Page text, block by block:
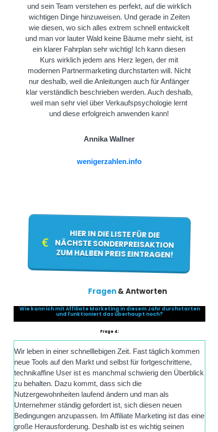
und sein Team verstehen es perfekt, auf die wirklich
wichtigen Dinge hinzuweisen. Und gerade in Zeiten
wie diesen, wo sich alles extrem schnell entwickelt
und man vor lauter Wald keine Bäume mehr sieht, ist
ein klarer Fahrplan sehr wichtig! Ich kann diesen
Kurs wirklich jedem ans Herz legen, der mit
modernen Partnermarketing durchstarten will. Nicht
nur deshalb, weil die Anleitungen auch für Anfänger
klar verständlich beschrieben werden. Auch deshalb,
weil man sehr viel über Verkaufspsychologie lernt
und diese erfolgreich anwenden kann!
Annika Wallner
wenigerzahlen.info
HIER IN DIE LISTE FÜR DIE
NÄCHSTE SONDERPREISAKTION
ZUM HALBEN PREIS EINTRAGEN!
Fragen & Antworten
Wie kann ich mit Affiliate Marketing in diesem Jahr durchstarten
und funktioniert das überhaupt noch?
Frage 4:
Wir leben in einer schnelllebigen Zeit. Fast täglich kommen
neue Tools auf den Markt und selbst für fortgeschrittene,
technikaffine User ist es manchmal schwierig den Überblick
zu behalten. Dazu kommt, dass sich die
Nutzergewohnheiten laufend ändern und man als
Unternehmer ständig gefordert ist, sich diesen neuen
Bedingungen anzupassen. Im Affiliate Marketing ist das eine
große Herausforderung. Deshalb ist es wichtig seinen